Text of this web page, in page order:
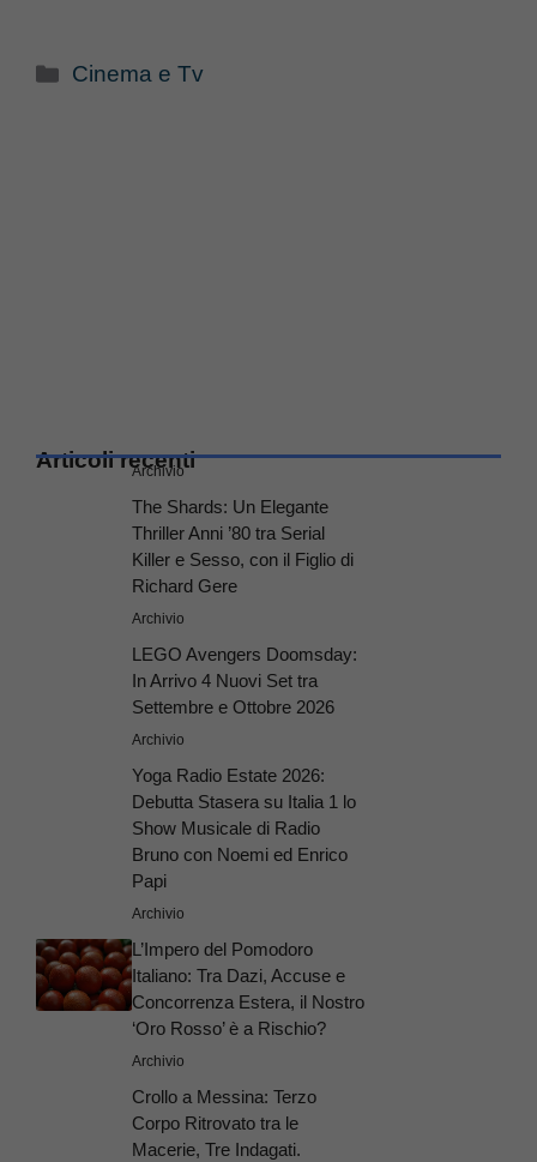
Categorie
Cinema e Tv
Articoli recenti
Archivio
The Shards: Un Elegante
Thriller Anni ’80 tra Serial
Killer e Sesso, con il Figlio di
Richard Gere
Archivio
LEGO Avengers Doomsday:
In Arrivo 4 Nuovi Set tra
Settembre e Ottobre 2026
Archivio
Yoga Radio Estate 2026:
Debutta Stasera su Italia 1 lo
Show Musicale di Radio
Bruno con Noemi ed Enrico
Papi
Archivio
L’Impero del Pomodoro
Italiano: Tra Dazi, Accuse e
Concorrenza Estera, il Nostro
‘Oro Rosso’ è a Rischio?
Archivio
Crollo a Messina: Terzo
Corpo Ritrovato tra le
Macerie, Tre Indagati.